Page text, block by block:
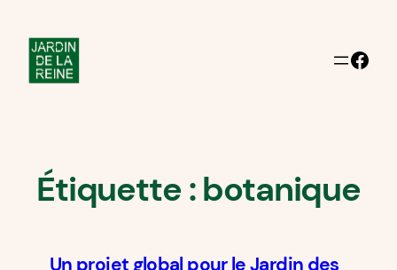
contenu
Facebook
Étiquette :botanique
Un projet global pour le Jardin des